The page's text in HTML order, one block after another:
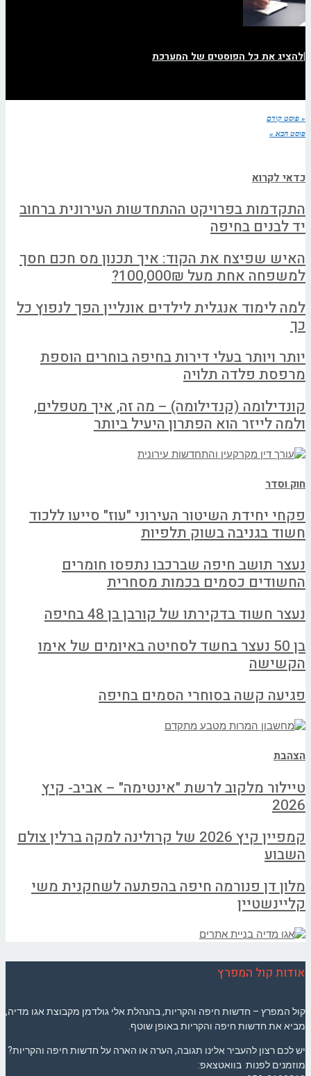
|להציג את כל הפוסטים של המערכת
« פוסט קודם
פוסט הבא »
כדאי לקרוא
התקדמות בפרויקט ההתחדשות העירונית ברחוב
יד לבנים בחיפה
האיש שפיצח את הקוד: איך תכנון מס חכם חסך
למשפחה אחת מעל 100,000₪?
למה לימוד אנגלית לילדים אונליין הפך לנפוץ כל
כך
יותר ויותר בעלי דירות בחיפה בוחרים הוספת
מרפסת פלדה תלויה
קונדילומה (קנדילומה) – מה זה, איך מטפלים,
ולמה לייזר הוא הפתרון היעיל ביותר
חוק וסדר
פקחי יחידת השיטור העירוני "עוז" סייעו ללכוד
חשוד בגניבה בשוק תלפיות
נעצר תושב חיפה שברכבו נתפסו חומרים
החשודים כסמים בכמות מסחרית
נעצר חשוד בדקירתו של קורבן בן 48 בחיפה
בן 50 נעצר בחשד לסחיטה באיומים של אימו
הקשישה
פגיעה קשה בסוחרי הסמים בחיפה
הצהבת
טיילור מלקוב לרשת "אינטימה" – אביב- קיץ
2026
קמפיין קיץ 2026 של קרולינה למקה ברלין צולם
השבוע
מלון דן פנורמה חיפה בהפתעה לשחקנית משי
קליינשטיין
אודות קול המפרץ
קול המפרץ – חדשות חיפה והקריות, בהנהלת אלי גולדמן מקבוצת אגו מדיה,
מביא את חדשות חיפה והקריות באופן שוטף.
יש לכם רצון להעביר אלינו תגובה, הערה או הארה על חדשות חיפה והקריות?
מוזמנים לפנות בוואטצאפ: